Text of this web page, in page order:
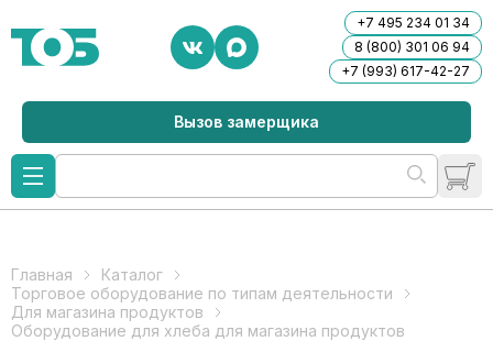
+7 495 234 01 34
8 (800) 301 06 94
+7 (993) 617-42-27
Вызов замерщика
Главная
Каталог
Торговое оборудование по типам деятельности
Для магазина продуктов
Оборудование для хлеба для магазина продуктов